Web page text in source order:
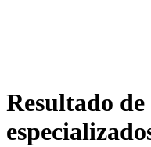
Resultado